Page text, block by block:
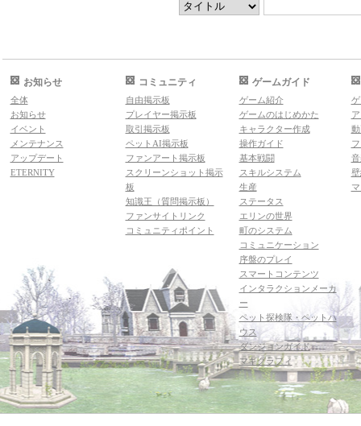
お知らせ
全体
お知らせ
イベント
メンテナンス
アップデート
ETERNITY
コミュニティ
自由掲示板
プレイヤー掲示板
取引掲示板
ペットAI掲示板
ファンアート掲示板
スクリーンショット掲示
板
知識王（質問掲示板）
ファンサイトリンク
コミュニティポイント
ゲームガイド
ゲーム紹介
ゲームのはじめかた
キャラクター作成
操作ガイド
基本戦闘
スキルシステム
生産
ステータス
エリンの世界
町のシステム
コミュニケーション
序盤のプレイ
スマートコンテンツ
インタラクションメーカ
ー
ペット探検隊・ペットハ
ウス
ダンジョンガイド
マギグラフィ